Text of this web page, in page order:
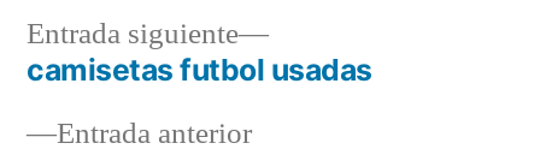
Navegación
Entrada anteriorEntrada
Entrada siguiente
Entrada
siguiente:
camisetas futbol usadas